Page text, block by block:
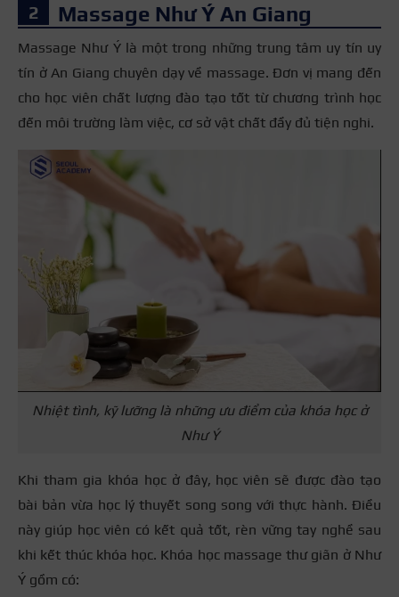
Massage Như Ý An Giang
Massage Như Ý là một trong những trung tâm uy tín uy
tín ở An Giang chuyên dạy về massage. Đơn vị mang đến
cho học viên chất lượng đào tạo tốt từ chương trình học
đến môi trường làm việc, cơ sở vật chất đầy đủ tiện nghi.
Nhiệt tình, kỹ lưỡng là những ưu điểm của khóa học ở
Như Ý
Khi tham gia khóa học ở đây, học viên sẽ được đào tạo
bài bản vừa học lý thuyết song song với thực hành. Điều
này giúp học viên có kết quả tốt, rèn vững tay nghề sau
khi kết thúc khóa học. Khóa học massage thư giãn ở Như
Ý gồm có: